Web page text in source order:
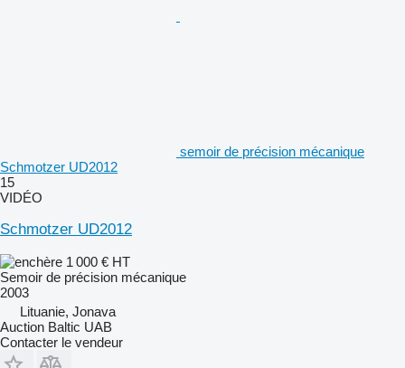
semoir de précision mécanique
Schmotzer UD2012
15
VIDÉO
Schmotzer UD2012
1 000 € HT
Semoir de précision mécanique
2003
Lituanie, Jonava
Auction Baltic UAB
Contacter le vendeur